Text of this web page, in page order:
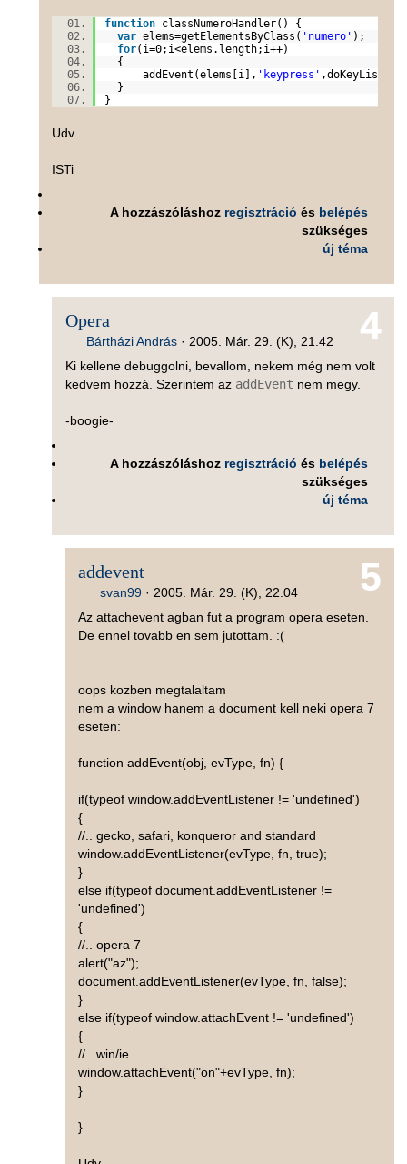
function classNumeroHandler() {
var elems=getElementsByClass( 'numero' );
for(i=0;i<elems.length;i++)
{
addEvent(elems[i], 'keypress'
}
}
Udv
ISTi
A hozzászóláshoz regisztráció és belépés
szükséges
új téma
4
Opera
Bártházi András · 2005. Már. 29. (K), 21.42
Ki kellene debuggolni, bevallom, nekem még nem volt
kedvem hozzá. Szerintem az addEvent nem megy.
-boogie-
A hozzászóláshoz regisztráció és belépés
szükséges
új téma
5
addevent
svan99· 2005. Már. 29. (K), 22.04
Az attachevent agban fut a program opera eseten.
De ennel tovabb en sem jutottam. :(
oops kozben megtalaltam
nem a window hanem a document kell neki opera 7
eseten:
function addEvent(obj, evType, fn) {
if(typeof window.addEventListener != 'undefined')
{
//.. gecko, safari, konqueror and standard
window.addEventListener(evType, fn, true);
}
else if(typeof document.addEventListener !=
'undefined')
{
//.. opera 7
alert("az");
document.addEventListener(evType, fn, false);
}
else if(typeof window.attachEvent != 'undefined')
{
//.. win/ie
window.attachEvent("on"+evType, fn);
}
}